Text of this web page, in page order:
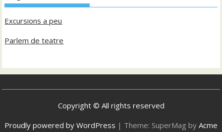
Excursions a peu
Parlem de teatre
Copyright © All rights reserved
Proudly powered by WordPress | Theme: SuperMag by Acme